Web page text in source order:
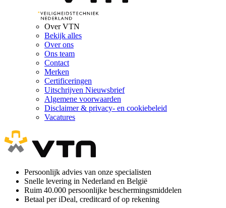
Over VTN
Bekijk alles
Over ons
Ons team
Contact
Merken
Certificeringen
Uitschrijven Nieuwsbrief
Algemene voorwaarden
Disclaimer & privacy- en cookiebeleid
Vacatures
Persoonlijk advies van onze specialisten
Snelle levering in Nederland en België
Ruim 40.000 persoonlijke beschermingsmiddelen
Betaal per iDeal, creditcard of op rekening